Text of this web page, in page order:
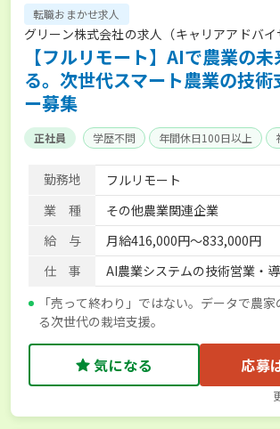
転職おまかせ求人
グリーン株式会社の求人（キャリアアドバイ
【フルリモート】AIで農業の
る。次世代スマート農業の技
ー募集
正社員 学歴不問 年間休日100日以上
勤務地
フルリモート
業 種
その他農業関連企業
給 与
月給416,000円～833,000円
仕 事
AI農業システムの技術営業・
「売って終わり」ではない。データで農
る次世代の栽培支援。
気になる 応募